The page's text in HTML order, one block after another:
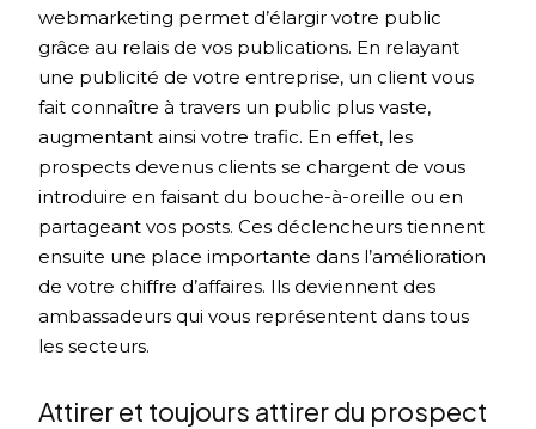
webmarketing permet d’élargir votre public
grâce au relais de vos publications. En relayant
une publicité de votre entreprise, un client vous
fait connaître à travers un public plus vaste,
augmentant ainsi votre trafic. En effet, les
prospects devenus clients se chargent de vous
introduire en faisant du bouche-à-oreille ou en
partageant vos posts. Ces déclencheurs tiennent
ensuite une place importante dans l’amélioration
de votre chiffre d’affaires. Ils deviennent des
ambassadeurs qui vous représentent dans tous
les secteurs.
Attirer et toujours attirer du prospect